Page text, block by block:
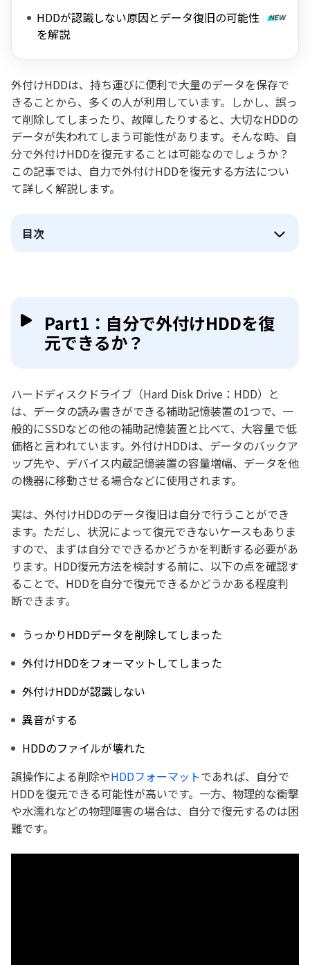
HDDが認識しない原因とデータ復旧の可能性
を解説
外付けHDDは、持ち運びに便利で大量のデータを保存で
きることから、多くの人が利用しています。しかし、誤っ
て削除してしまったり、故障したりすると、大切なHDDの
データが失われてしまう可能性があります。そんな時、自
分で外付けHDDを復元することは可能なのでしょうか？
この記事では、自力で外付けHDDを復元する方法につい
て詳しく解説します。
目次
Part1：自分で外付けHDDを復
元できるか？
ハードディスクドライブ（Hard Disk Drive：HDD）と
は、データの読み書きができる補助記憶装置の1つで、一
般的にSSDなどの他の補助記憶装置と比べて、大容量で低
価格と言われています。外付けHDDは、データのバックア
ップ先や、デバイス内蔵記憶装置の容量増幅、データを他
の機器に移動させる場合などに使用されます。
実は、外付けHDDのデータ復旧は自分で行うことができ
ます。ただし、状況によって復元できないケースもありま
すので、まずは自分でできるかどうかを判断する必要があ
ります。HDD復元方法を検討する前に、以下の点を確認す
ることで、HDDを自分で復元できるかどうかある程度判
断できます。
うっかりHDDデータを削除してしまった
外付けHDDをフォーマットしてしまった
外付けHDDが認識しない
異音がする
HDDのファイルが壊れた
誤操作による削除やHDDフォーマットであれば、自分で
HDDを復元できる可能性が高いです。一方、物理的な衝撃
や水濡れなどの物理障害の場合は、自分で復元するのは困
難です。